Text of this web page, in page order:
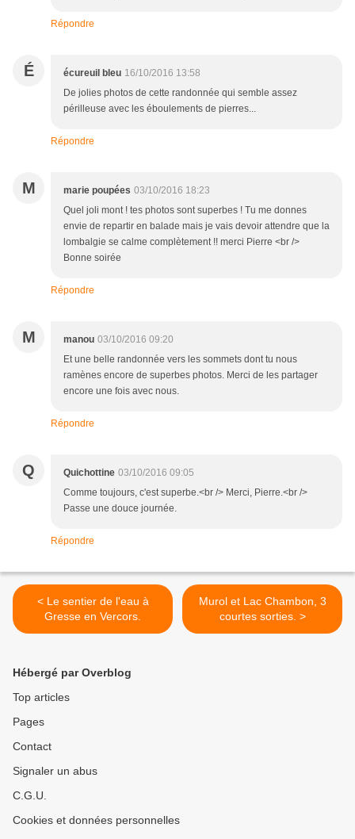
Répondre
É écureuil bleu 16/10/2016 13:58
De jolies photos de cette randonnée qui semble assez
périlleuse avec les éboulements de pierres...
Répondre
M marie poupées 03/10/2016 18:23
Quel joli mont ! tes photos sont superbes ! Tu me donnes
envie de repartir en balade mais je vais devoir attendre que la
lombalgie se calme complètement !! merci Pierre <br />
Bonne soirée
Répondre
M manou 03/10/2016 09:20
Et une belle randonnée vers les sommets dont tu nous
ramènes encore de superbes photos. Merci de les partager
encore une fois avec nous.
Répondre
Q Quichottine 03/10/2016 09:05
Comme toujours, c'est superbe.<br /> Merci, Pierre.<br />
Passe une douce journée.
Répondre
< Le sentier de l'eau à
Gresse en Vercors.
Murol et Lac Chambon, 3
courtes sorties. >
Hébergé par Overblog
Top articles
Pages
Contact
Signaler un abus
C.G.U.
Cookies et données personnelles